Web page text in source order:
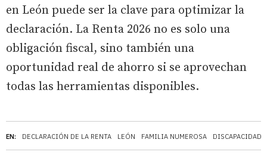
EN: DECLARACIÓN DE LA RENTA LEÓN FAMILIA NUMEROSA DISCAPACIDAD
en León puede ser la clave para optimizar la
declaración. La Renta 2026 no es solo una
obligación fiscal, sino también una
oportunidad real de ahorro si se aprovechan
todas las herramientas disponibles.